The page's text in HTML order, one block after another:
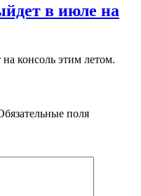
в июле на
консоль этим летом.
поля